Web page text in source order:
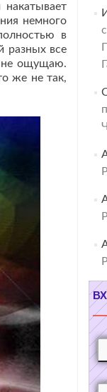
немного
в
разных все
не ощущаю.
же не так,